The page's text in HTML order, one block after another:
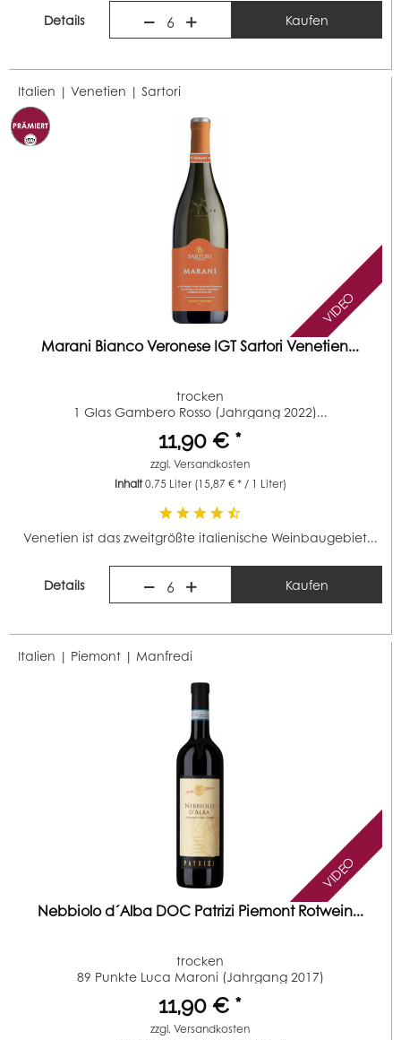
Details 6 Kaufen
Italien | Venetien |Sartori
VIDEO
Marani Bianco Veronese IGT Sartori Venetien...
trocken
1 Glas Gambero Rosso (Jahrgang 2022)...
11,90 € *
zzgl.Versandkosten
Inhalt0.75 Liter (15,87 € * / 1 Liter)
Venetien ist das zweitgrößte italienische Weinbaugebiet...
Details 6 Kaufen
Italien | Piemont |Manfredi
VIDEO
Nebbiolo d´Alba DOC Patrizi Piemont Rotwein...
trocken
89 Punkte Luca Maroni (Jahrgang 2017)
11,90 € *
zzgl.Versandkosten